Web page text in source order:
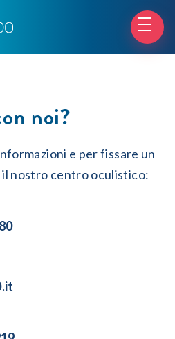
noi?
e per fissare un
nostro centro oculistico: